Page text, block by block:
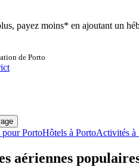
payez moins* en ajoutant un
de Porto
pour PortoHôtels à PortoActivités à
aériennes